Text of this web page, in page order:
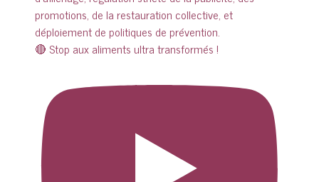
🔴 Stop aux aliments ultra transformés !